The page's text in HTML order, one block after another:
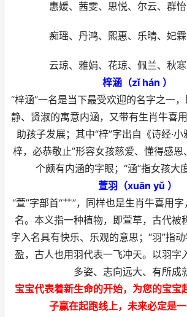
惠媛、茜雯、思悦、尔云、群怡
痴瑶、丹鸿、熙惠、乐晴、妃霖
云琼、雅娟、花琼、佩兰、秋寒
梓涵（zǐ hán ）
“梓涵”一名是当下最受欢迎的名字之一
静、贤淑的寓意内涵，又带有生肖牛喜
助孩子发展；其中“梓”字出自《诗经·小
梓，必恭敬止”形容女孩慈爱、懂得感
个颇有内涵的字眼；“涵”指女孩大
萱羽（xuān yǔ ）
“萱”字部首“艹”，同样也是生肖牛喜用
名。本义指一种植物，即萱草，古代被
字入名具有快乐、乐观的意思；“羽”指
盈，古人也用羽代表一飞冲天。以羽字
多姿、志向远大、有所成
宝宝代表着新生命的开始，为您的宝宝
子赢在起跑线上，未来必定是一